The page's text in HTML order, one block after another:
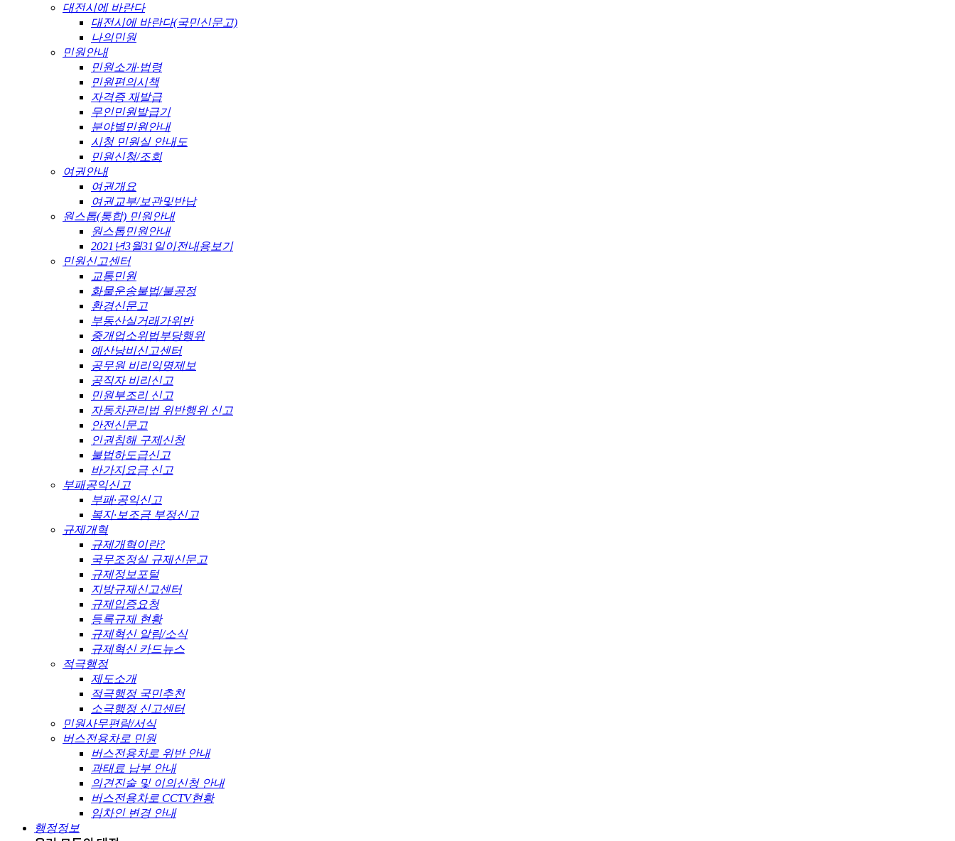
대전시에 바란다
대전시에 바란다(국민신문고)
나의민원
민원안내
민원소개·법령
민원편의시책
자격증 재발급
무인민원발급기
분야별민원안내
시청 민원실 안내도
민원신청/조회
여권안내
여권개요
여권교부/보관및반납
원스톱(통합) 민원안내
원스톱민원안내
2021년3월31일이전내용보기
민원신고센터
교통민원
화물운송불법/불공정
환경신문고
부동산실거래가위반
중개업소위법부당행위
예산낭비신고센터
공무원 비리익명제보
공직자 비리신고
민원부조리 신고
자동차관리법 위반행위 신고
안전신문고
인권침해 구제신청
불법하도급신고
바가지요금 신고
부패공익신고
부패·공익신고
복지·보조금 부정신고
규제개혁
규제개혁이란?
국무조정실 규제신문고
규제정보포털
지방규제신고센터
규제입증요청
등록규제 현황
규제혁신 알림/소식
규제혁신 카드뉴스
적극행정
제도소개
적극행정 국민추천
소극행정 신고센터
민원사무편람/서식
버스전용차로 민원
버스전용차로 위반 안내
과태료 납부 안내
의견진술 및 이의신청 안내
버스전용차로 CCTV현황
임차인 변경 안내
행정정보